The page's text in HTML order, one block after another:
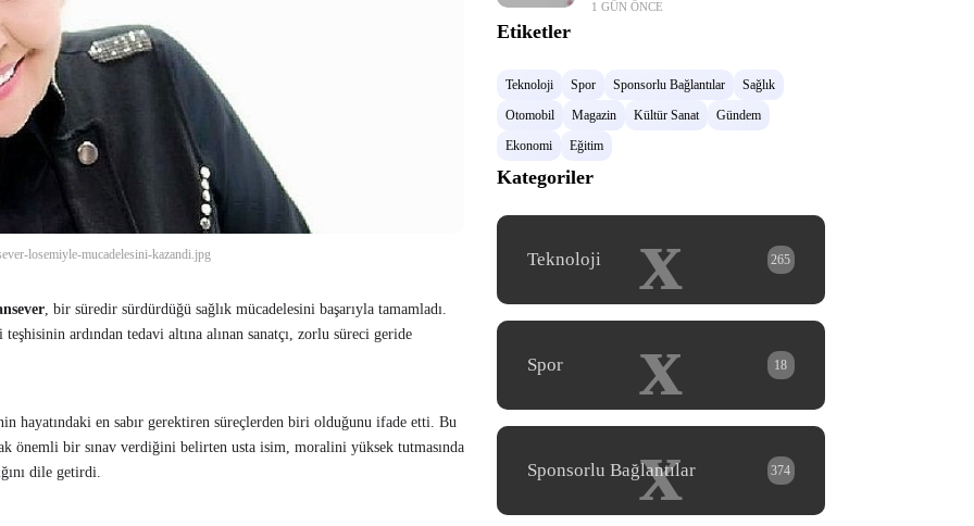
losemiyle-mucadelesini-kazandi.jpg
, bir süredir sürdürdüğü sağlık mücadelesini başarıyla tamamladı.
ardından tedavi altına alınan sanatçı, zorlu süreci geride
hayatındaki en sabır gerektiren süreçlerden biri olduğunu ifade etti. Bu
önemli bir sınav verdiğini belirten usta isim, moralini yüksek tutmasında
dile getirdi.
1 GÜN ÖNCE
Etiketler
Teknoloji Spor Sponsorlu Bağlantılar
Sağlık
Otomobil
Magazin Kültür Sanat
Gündem
Ekonomi
Eğitim
Kategoriler
x
Teknoloji 265
x
Spor 18
x
Sponsorlu Bağlantılar 374